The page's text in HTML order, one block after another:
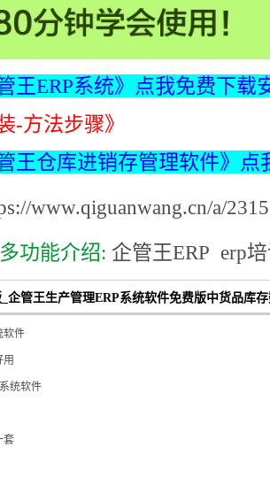
王ERP系统》点我免费下载
-方法步骤》
王仓库进销存管理软件》点
www.qiguanwang.cn/a/
功能介绍: 企管王ERP erp
企管王生产管理ERP系统软件免费版中货品库
软件
用
统软件
套